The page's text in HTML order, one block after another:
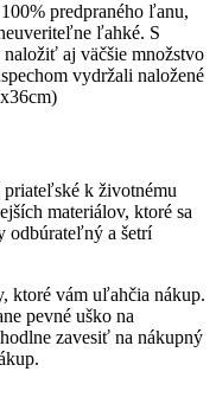
predpraného ľanu,
ľahké. S
aj väčšie množstvo
vydržali naložené
priateľské k životnému
materiálov, ktoré sa
odbúrateľný a šetrí
ktoré vám uľahčia nákup.
pevné uško na
zavesiť na nákupný